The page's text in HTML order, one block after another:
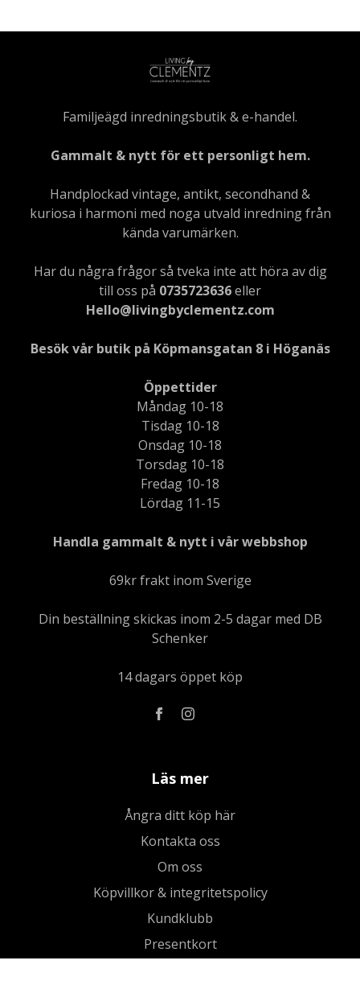
Familjeägd inredningsbutik & e-handel.
Gammalt & nytt för ett personligt hem.
Handplockad vintage, antikt, secondhand &
kuriosa i harmoni med noga utvald inredning från
kända varumärken.
Har du några frågor så tveka inte att höra av dig
till oss på 0735723636eller
Hello@livingbyclementz.com
Besök vår butik på Köpmansgatan 8 i Höganäs
Öppettider
Måndag 10-18
Tisdag 10-18
Onsdag 10-18
Torsdag 10-18
Fredag 10-18
Lördag 11-15
Handla gammalt & nytt i vår webbshop
69kr frakt inom Sverige
Din beställning skickas inom 2-5 dagar med DB
Schenker
14 dagars öppet köp
Läs mer
Ångra ditt köp här
Kontakta oss
Om oss
Köpvillkor & integritetspolicy
Kundklubb
Presentkort